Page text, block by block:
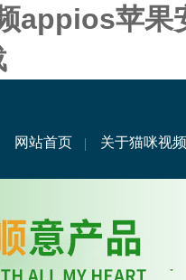
appios苹果
网站首页 关于猫咪视频